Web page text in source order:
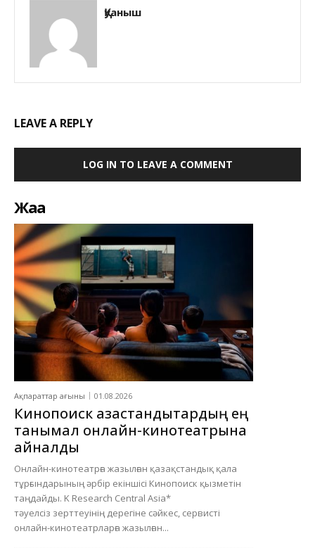
Қуаныш
LEAVE A REPLY
LOG IN TO LEAVE A COMMENT
Жаңа
Ақпараттар ағыны 01.08.2026
Кинопоиск қазақстандықтардың ең
танымал онлайн-кинотеатрына
айналды
Онлайн-кинотеатрға жазылған қазақстандық қала
тұрғындарының әрбір екіншісі Кинопоиск қызметін
таңдайды. K Research Central Asia*
тәуелсіз зерттеуінің дерегіне сәйкес, сервисті
онлайн-кинотеатрларға жазылған...